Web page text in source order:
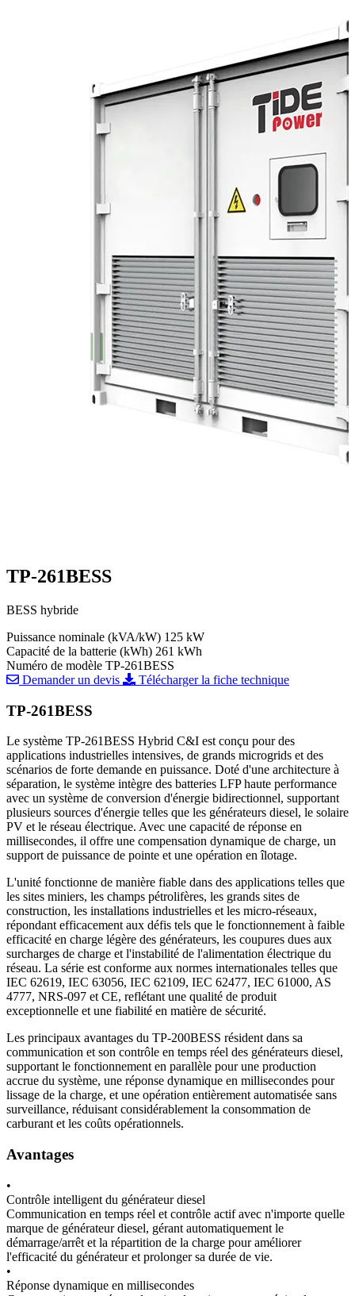
TP-261BESS
BESS hybride
Puissance nominale (kVA/kW) 125 kW
Capacité de la batterie (kWh) 261 kWh
Numéro de modèle TP-261BESS
Demander un devis
Télécharger la fiche technique
TP-261BESS
Le système TP-261BESS Hybrid C&I est conçu pour des
applications industrielles intensives, de grands microgrids et des
scénarios de forte demande en puissance. Doté d'une architecture à
séparation, le système intègre des batteries LFP haute performance
avec un système de conversion d'énergie bidirectionnel, supportant
plusieurs sources d'énergie telles que les générateurs diesel, le solaire
PV et le réseau électrique. Avec une capacité de réponse en
millisecondes, il offre une compensation dynamique de charge, un
support de puissance de pointe et une opération en îlotage.
L'unité fonctionne de manière fiable dans des applications telles que
les sites miniers, les champs pétrolifères, les grands sites de
construction, les installations industrielles et les micro-réseaux,
répondant efficacement aux défis tels que le fonctionnement à faible
efficacité en charge légère des générateurs, les coupures dues aux
surcharges de charge et l'instabilité de l'alimentation électrique du
réseau. La série est conforme aux normes internationales telles que
IEC 62619, IEC 63056, IEC 62109, IEC 62477, IEC 61000, AS
4777, NRS-097 et CE, reflétant une qualité de produit
exceptionnelle et une fiabilité en matière de sécurité.
Les principaux avantages du TP-200BESS résident dans sa
communication et son contrôle en temps réel des générateurs diesel,
supportant le fonctionnement en parallèle pour une production
accrue du système, une réponse dynamique en millisecondes pour
lissage de la charge, et une opération entièrement automatisée sans
surveillance, réduisant considérablement la consommation de
carburant et les coûts opérationnels.
Avantages
•
Contrôle intelligent du générateur diesel
Communication en temps réel et contrôle actif avec n'importe quelle
marque de générateur diesel, gérant automatiquement le
démarrage/arrêt et la répartition de la charge pour améliorer
l'efficacité du générateur et prolonger sa durée de vie.
•
Réponse dynamique en millisecondes